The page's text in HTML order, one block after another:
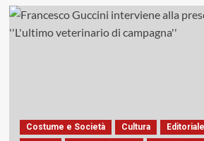
Costume e Società Cultura Editoriale